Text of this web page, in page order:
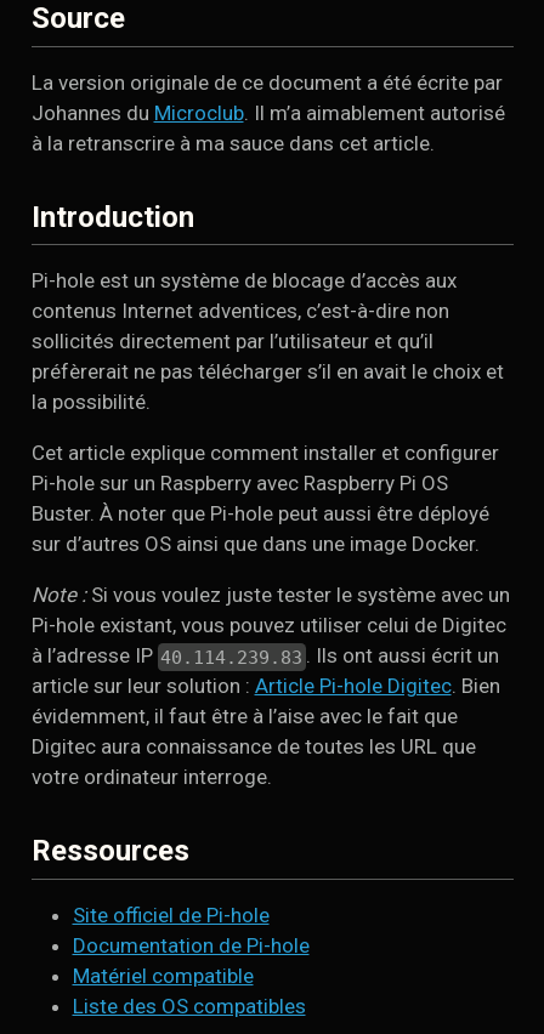
Source
La version originale de ce document a été écrite par
Johannes du Microclub. Il m’a aimablement autorisé
à la retranscrire à ma sauce dans cet article.
Introduction
Pi-hole est un système de blocage d’accès aux
contenus Internet adventices, c’est-à-dire non
sollicités directement par l’utilisateur et qu’il
préfèrerait ne pas télécharger s’il en avait le choix et
la possibilité.
Cet article explique comment installer et configurer
Pi-hole sur un Raspberry avec Raspberry Pi OS
Buster. À noter que Pi-hole peut aussi être déployé
sur d’autres OS ainsi que dans une image Docker.
Note :Si vous voulez juste tester le système avec un
Pi-hole existant, vous pouvez utiliser celui de Digitec
à l’adresse IP 40.114.239.83 . Ils ont aussi écrit un
article sur leur solution : Article Pi-hole Digitec. Bien
évidemment, il faut être à l’aise avec le fait que
Digitec aura connaissance de toutes les URL que
votre ordinateur interroge.
Ressources
Site officiel de Pi-hole
Documentation de Pi-hole
Matériel compatible
Liste des OS compatibles